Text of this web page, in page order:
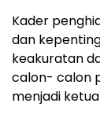
Kader
dan
keakuratan
calon- calon
menjadi